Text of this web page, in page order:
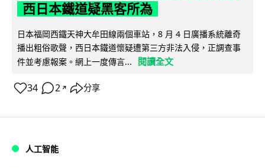
西日本鐵道疑黑客所為
日本福岡西鐵天神大牟田線兩個車站，8 月 4 日廣播系統離奇
播出粗俗歌聲，西日本鐵道懷疑遭第三方非法入侵，正調查事
件並考慮報案。網上一度傳言...
閱讀全文
34 2 ↗ 分享
人工智能